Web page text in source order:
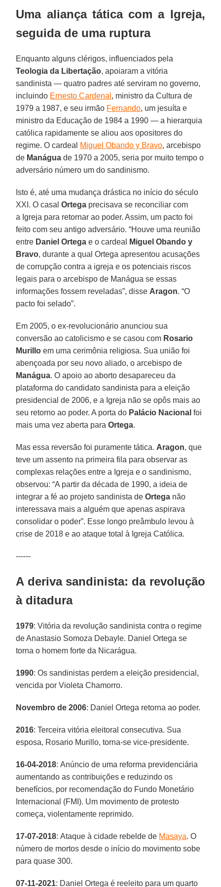
Uma aliança tática com a Igreja,
seguida de uma ruptura
Enquanto alguns clérigos, influenciados pela
Teologia da Libertação, apoiaram a vitória
sandinista — quatro padres até serviram no governo,
incluindo Ernesto Cardenal , ministro da Cultura de
1979 a 1987, e seu irmão Fernando, um jesuíta e
ministro da Educação de 1984 a 1990 — a hierarquia
católica rapidamente se aliou aos opositores do
regime. O cardeal Miguel Obando y Bravo, arcebispo
de Manágua de 1970 a 2005, seria por muito tempo o
adversário número um do sandinismo.
Isto é, até uma mudança drástica no início do século
XXI. O casal Ortega precisava se reconciliar com
a Igreja para retornar ao poder. Assim, um pacto foi
feito com seu antigo adversário. “Houve uma reunião
entre Daniel Ortega e o cardeal
Miguel Obando y
Bravo, durante a qual Ortega apresentou acusações
de corrupção contra a igreja e os potenciais riscos
legais para o arcebispo de Manágua se essas
informações fossem reveladas”, disse Aragon. “O
pacto foi selado”.
Em 2005, o ex-revolucionário anunciou sua
conversão ao catolicismo e se casou com Rosario
Murillo em uma cerimônia religiosa. Sua união foi
abençoada por seu novo aliado, o arcebispo de
Manágua. O apoio ao aborto desapareceu da
plataforma do candidato sandinista para a eleição
presidencial de 2006, e a Igreja não se opôs mais ao
seu retorno ao poder. A porta do Palácio Nacional foi
mais uma vez aberta paraOrtega.
Mas essa reversão foi puramente tática. Aragon, que
teve um assento na primeira fila para observar as
complexas relações entre a Igreja e o sandinismo,
observou: “A partir da década de 1990, a ideia de
integrar a fé ao projeto sandinista deOrtega não
interessava mais a alguém que apenas aspirava
consolidar o poder”. Esse longo preâmbulo levou à
crise de 2018 e ao ataque total à Igreja Católica.
------
A deriva sandinista: da revolução
à ditadura
1979: Vitória da revolução sandinista contra o regime
de Anastasio Somoza Debayle. Daniel Ortega se
torna o homem forte da Nicarágua.
1990: Os sandinistas perdem a eleição presidencial,
vencida por Violeta Chamorro.
Novembro de 2006: Daniel Ortega retorna ao poder.
2016: Terceira vitória eleitoral consecutiva. Sua
esposa, Rosario Murillo, torna-se vice-presidente.
16-04-2018: Anúncio de uma reforma previdenciária
aumentando as contribuições e reduzindo os
benefícios, por recomendação do Fundo Monetário
Internacional (FMI). Um movimento de protesto
começa, violentamente reprimido.
17-07-2018: Ataque à cidade rebelde de Masaya. O
número de mortos desde o início do movimento sobe
para quase 300.
07-11-2021: Daniel Ortega é reeleito para um quarto